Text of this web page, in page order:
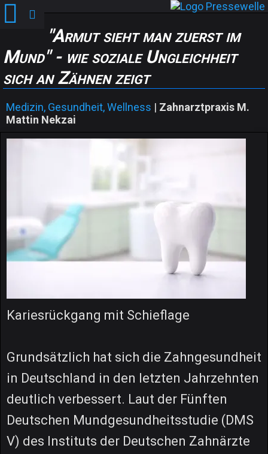
"Armut sieht man zuerst im
Mund" - wie soziale Ungleichheit
sich an Zähnen zeigt
Medizin, Gesundheit, Wellness | Zahnarztpraxis M.
Mattin Nekzai
Kariesrückgang mit Schieflage
Grundsätzlich hat sich die Zahngesundheit
in Deutschland in den letzten Jahrzehnten
deutlich verbessert. Laut der Fünften
Deutschen Mundgesundheitsstudie (DMS
V) des Instituts der Deutschen Zahnärzte